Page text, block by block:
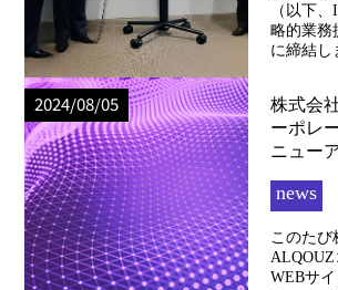
（以下
略的業務
に締結し
2024/08/05
株式会
ーポレ
ニュー
news
このたび
ALQOUZ
WEBサ